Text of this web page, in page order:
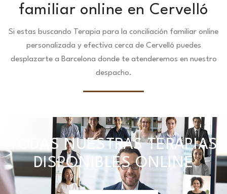
familiar online en Cervelló
Si estas buscando Terapia para la conciliación familiar online
personalizada y efectiva cerca de Cervelló puedes
desplazarte a Barcelona donde te atenderemos en nuestro
despacho.
TODAS NUESTRAS TERAPIAS
DISPONIBLES ONLINE